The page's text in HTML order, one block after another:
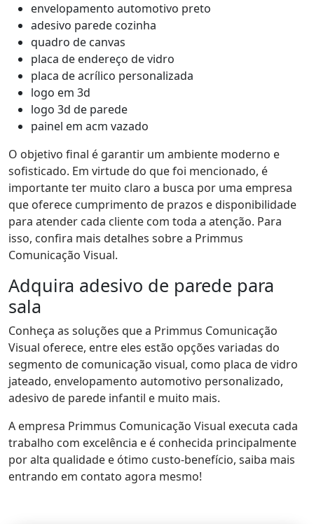
envelopamento automotivo preto
adesivo parede cozinha
quadro de canvas
placa de endereço de vidro
placa de acrílico personalizada
logo em 3d
logo 3d de parede
painel em acm vazado
O objetivo final é garantir um ambiente moderno e
sofisticado. Em virtude do que foi mencionado, é
importante ter muito claro a busca por uma empresa
que oferece cumprimento de prazos e disponibilidade
para atender cada cliente com toda a atenção. Para
isso, confira mais detalhes sobre a Primmus
Comunicação Visual.
Adquira adesivo de parede para
sala
Conheça as soluções que a Primmus Comunicação
Visual oferece, entre eles estão opções variadas do
segmento de comunicação visual, como placa de vidro
jateado, envelopamento automotivo personalizado,
adesivo de parede infantil e muito mais.
A empresa Primmus Comunicação Visual executa cada
trabalho com excelência e é conhecida principalmente
por alta qualidade e ótimo custo-benefício, saiba mais
entrando em contato agora mesmo!